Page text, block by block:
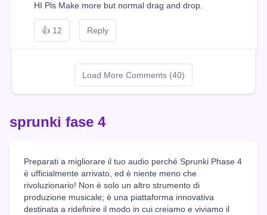
HI Pls Make more but normal drag and drop.
👍 12 Reply
Load More Comments (40)
sprunki fase 4
Preparati a migliorare il tuo audio perché Sprunki Phase 4
è ufficialmente arrivato, ed è niente meno che
rivoluzionario! Non è solo un altro strumento di
produzione musicale; è una piattaforma innovativa
destinata a ridefinire il modo in cui creiamo e viviamo il